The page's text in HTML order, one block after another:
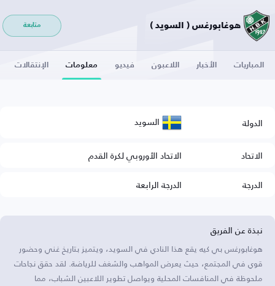
هوغابورغس ( السويد ) متابعة
المباريات الأخبار اللاعبون فيديو معلومات الإنتقالات
الدولة السويد
الاتحاد
الاتحاد الأوروبي لكرة القدم
الدرجة
الدرجة الرابعة
نبذة عن الفريق
هوغابورغس بي كيه يقع هذا النادي في السويد، ويتميز بتاريخ غني وحضور
قوي في المجتمع، حيث يعرض المواهب والشغف للرياضة. لقد حقق نجاحات
ملحوظة في المنافسات المحلية ويواصل تطوير اللاعبين الشباب، مما